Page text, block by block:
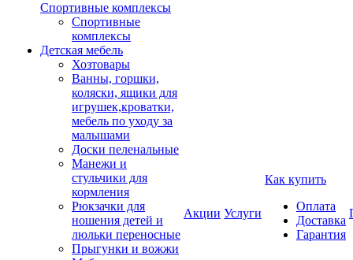
Спортивные комплексы
Спортивные
комплексы
Детская мебель
Хозтовары
Ванны, горшки,
коляски, ящики для
игрушек,кроватки,
мебель по уходу за
малышами
Доски пеленальные
Манежи и
стульчики для
кормления
Рюкзачки для
ношения детей и
люльки переносные
Прыгунки и вожжи
Акции Услуги
Как купить
Оплата
Доставка
Гарантия